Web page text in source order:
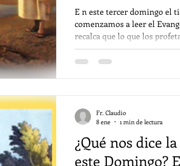
E n este tercer domingo el
comenzamos a leer el
recalca que lo que los
con Jesús. En Galilea
Evangelio del Reino y el
(Conversión de San Pablo),
oración por la Unidad de
¿Qué nos dice
este Domingo?
Fr. Claudio
8 ene
1 min de lectura